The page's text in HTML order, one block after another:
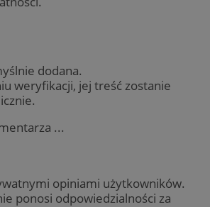
dodana.
weryfikacji, jej treść zostanie
...
opiniami użytkowników.
ponosi odpowiedzialności za